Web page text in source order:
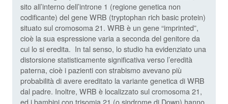
sito all’interno dell’introne 1 (regione genetica non
codificante) del gene WRB (tryptophan rich basic protein)
situato sul cromosoma 21. WRB è un gene “imprinted”,
cioè la sua espressione varia a seconda del genitore da
cui lo si eredita. In tal senso, lo studio ha evidenziato una
distorsione statisticamente significativa verso l’eredità
paterna, cioè i pazienti con strabismo avevano più
probabilità di avere ereditato la variante genetica di WRB
dal padre. Inoltre, WRB è localizzato sul cromosoma 21,